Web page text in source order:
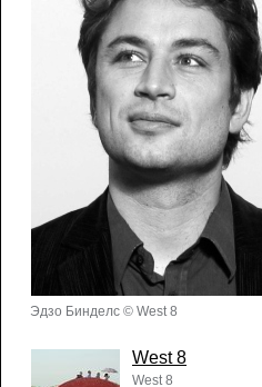
Эдзо Бинделс © West 8
West 8
West 8